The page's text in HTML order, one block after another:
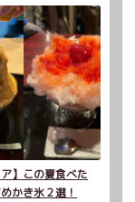
ア】この夏食べた
かき氷２選！